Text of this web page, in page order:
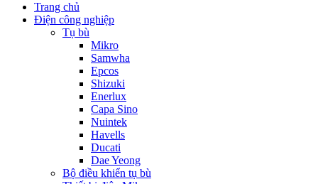
Trang chủ
Điện công nghiệp
Tụ bù
Mikro
Samwha
Epcos
Shizuki
Enerlux
Capa Sino
Nuintek
Havells
Ducati
Dae Yeong
Bộ điều khiển tụ bù